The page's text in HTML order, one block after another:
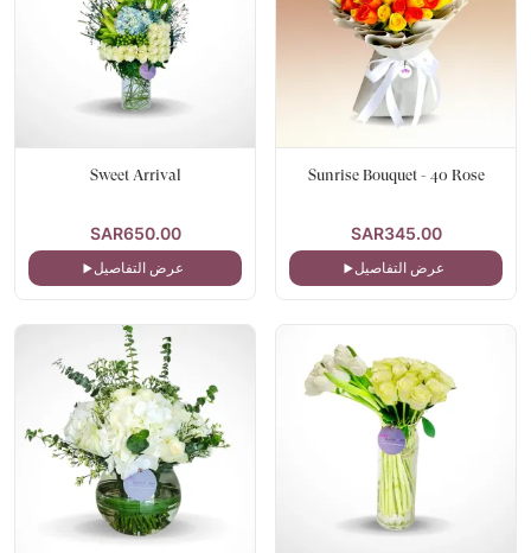
Sunrise Bouquet - 40 Rose
SAR345.00
عرض التفاصيل
Sweet Arrival
SAR650.00
عرض التفاصيل